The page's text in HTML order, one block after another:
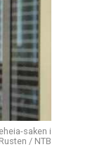
saken i
/ NTB